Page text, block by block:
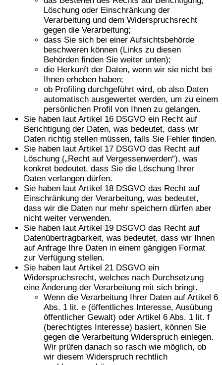
Löschung oder Einschränkung der
Verarbeitung und dem Widerspruchsrecht
gegen die Verarbeitung;
dass Sie sich bei einer Aufsichtsbehörde
beschweren können (Links zu diesen
Behörden finden Sie weiter unten);
die Herkunft der Daten, wenn wir sie nicht bei
Ihnen erhoben haben;
ob Profiling durchgeführt wird, ob also Daten
automatisch ausgewertet werden, um zu einem
persönlichen Profil von Ihnen zu gelangen.
Sie haben laut Artikel 16 DSGVO ein Recht auf
Berichtigung der Daten, was bedeutet, dass wir
Daten richtig stellen müssen, falls Sie Fehler finden.
Sie haben laut Artikel 17 DSGVO das Recht auf
Löschung („Recht auf Vergessenwerden“), was
konkret bedeutet, dass Sie die Löschung Ihrer
Daten verlangen dürfen.
Sie haben laut Artikel 18 DSGVO das Recht auf
Einschränkung der Verarbeitung, was bedeutet,
dass wir die Daten nur mehr speichern dürfen aber
nicht weiter verwenden.
Sie haben laut Artikel 19 DSGVO das Recht auf
Datenübertragbarkeit, was bedeutet, dass wir Ihnen
auf Anfrage Ihre Daten in einem gängigen Format
zur Verfügung stellen.
Sie haben laut Artikel 21 DSGVO ein
Widerspruchsrecht, welches nach Durchsetzung
eine Änderung der Verarbeitung mit sich bringt.
Wenn die Verarbeitung Ihrer Daten auf Artikel 6
Abs. 1 lit. e (öffentliches Interesse, Ausübung
öffentlicher Gewalt) oder Artikel 6 Abs. 1 lit. f
(berechtigtes Interesse) basiert, können Sie
gegen die Verarbeitung Widerspruch einlegen.
Wir prüfen danach so rasch wie möglich, ob
wir diesem Widerspruch rechtlich